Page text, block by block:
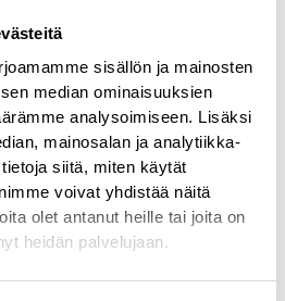
sisällön ja mainosten
median ominaisuuksien
analysoimiseen. Lisäksi
mainosalan ja analytiikka-
siitä, miten käytät
voivat yhdistää näitä
olet antanut heille tai joita on
heidän palvelujaan.
koskevaan
asiointipalvelun
varten haluaisimme kuulla
palveluun liittyen.